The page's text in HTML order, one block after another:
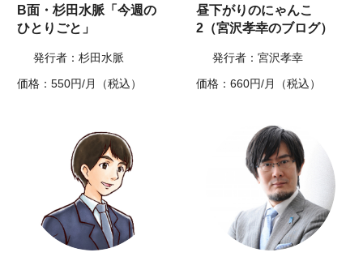
B面・杉田水脈「今週の
ひとりごと」
発行者：杉田水脈
価格：550円/月（税込）
昼下がりのにゃんこ
2（宮沢孝幸のブログ）
発行者：宮沢孝幸
価格：660円/月（税込）